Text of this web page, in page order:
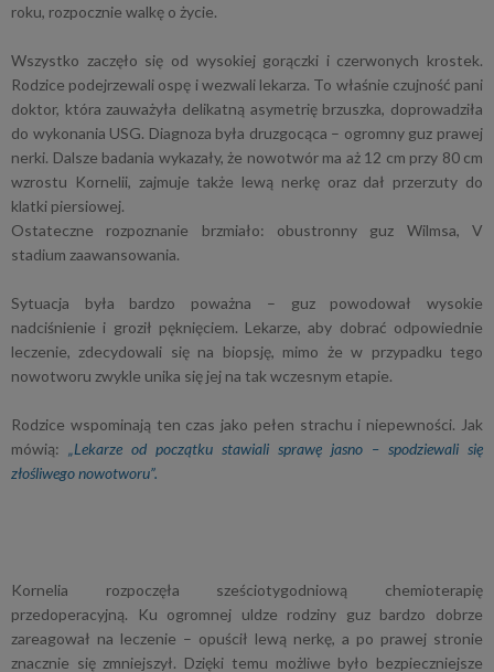
roku, rozpocznie walkę o życie.
Wszystko zaczęło się od wysokiej gorączki i czerwonych krostek.
Rodzice podejrzewali ospę i wezwali lekarza. To właśnie czujność pani
doktor, która zauważyła delikatną asymetrię brzuszka, doprowadziła
do wykonania USG. Diagnoza była druzgocąca – ogromny guz prawej
nerki. Dalsze badania wykazały, że nowotwór ma aż 12 cm przy 80 cm
wzrostu Kornelii, zajmuje także lewą nerkę oraz dał przerzuty do
klatki piersiowej.
Ostateczne rozpoznanie brzmiało: obustronny guz Wilmsa, V
stadium zaawansowania.
Sytuacja była bardzo poważna – guz powodował wysokie
nadciśnienie i groził pęknięciem. Lekarze, aby dobrać odpowiednie
leczenie, zdecydowali się na biopsję, mimo że w przypadku tego
nowotworu zwykle unika się jej na tak wczesnym etapie.
Rodzice wspominają ten czas jako pełen strachu i niepewności. Jak
mówią: „Lekarze od początku stawiali sprawę jasno – spodziewali się
złośliwego nowotworu”.
Kornelia rozpoczęła sześciotygodniową chemioterapię
przedoperacyjną. Ku ogromnej uldze rodziny guz bardzo dobrze
zareagował na leczenie – opuścił lewą nerkę, a po prawej stronie
znacznie się zmniejszył. Dzięki temu możliwe było bezpieczniejsze